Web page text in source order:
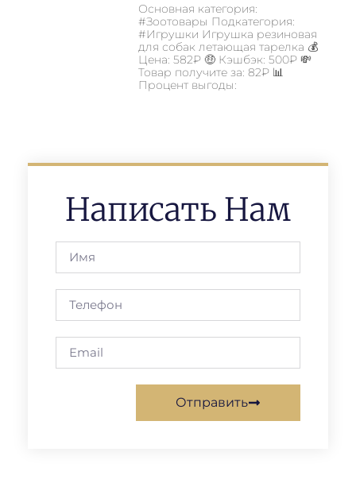
Основная категория:
#Зоотовары Подкатегория:
#Игрушки Игрушка резиновая
для собак летающая тарелка 💰
Цена: 582₽ 🤑 Кэшбэк: 500₽ 💸
Товар получите за: 82₽ 📊
Процент выгоды:
Написать Нам
Отправить